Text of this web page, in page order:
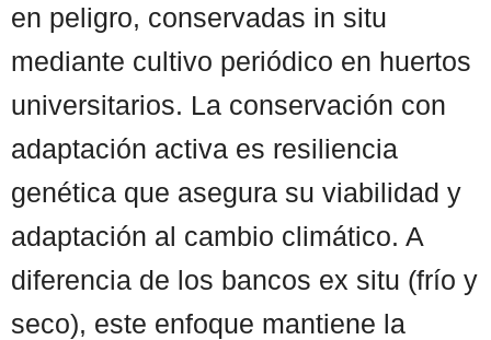
en peligro, conservadas in situ
mediante cultivo periódico en huertos
universitarios. La conservación con
adaptación activa es resiliencia
genética que asegura su viabilidad y
adaptación al cambio climático. A
diferencia de los bancos ex situ (frío y
seco), este enfoque mantiene la